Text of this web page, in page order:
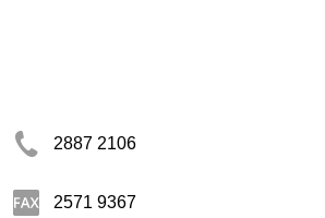
2887 2106
2571 9367